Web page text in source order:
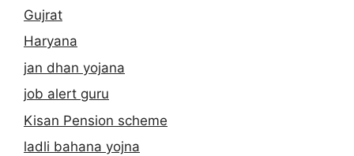
Gujrat
Haryana
jan dhan yojana
job alert guru
Kisan Pension scheme
ladli bahana yojna